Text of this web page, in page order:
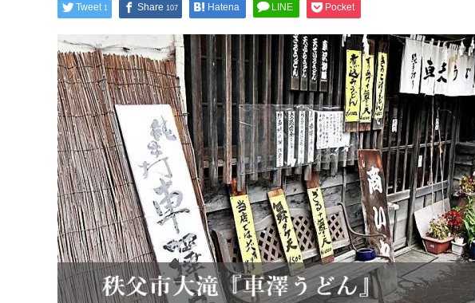
Tweet 1 Share 107 Hatena LINE Pocket